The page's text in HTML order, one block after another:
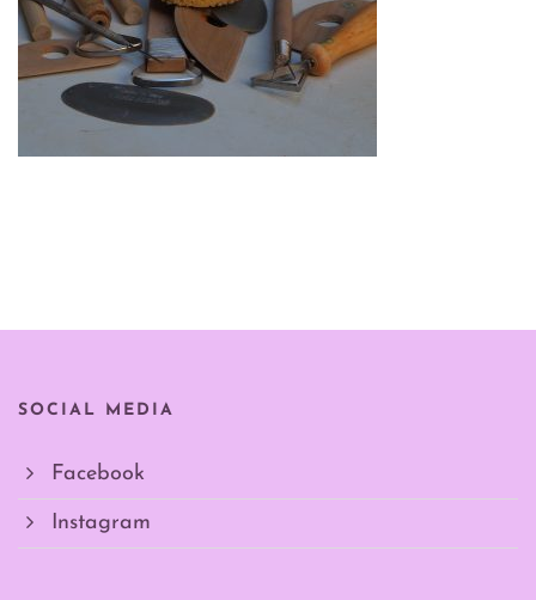
SOCIAL MEDIA
Facebook
Instagram